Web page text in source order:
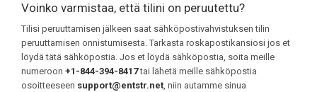
Voinko varmistaa, että tilini on peruutettu?
Tilisi peruuttamisen jälkeen saat sähköpostivahvistuksen tilin
peruuttamisen onnistumisesta. Tarkasta roskapostikansiosi jos et
löydä tätä sähköpostia. Jos et löydä sähköpostia, soita meille
numeroon +1-844-394-8417tai lähetä meille sähköpostia
osoitteeseen support@entstr.net, niin autamme sinua